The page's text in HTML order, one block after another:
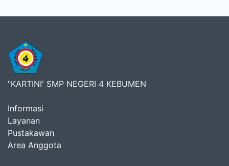
"KARTINI' SMP NEGERI 4 KEBUMEN
Informasi
Layanan
Pustakawan
Area Anggota